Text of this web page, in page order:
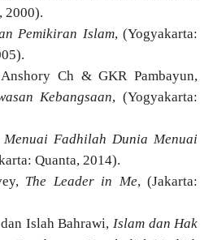
2000).
Pemikiran Islam, (Yogyakarta:
Ch & GKR Pambayun,
Kebangsaan, (Yogyakarta:
Menuai Fadhilah Dunia Menuai
Quanta, 2014).
The Leader in Me, (Jakarta:
Islah Bahrawi, Islam dan Hak